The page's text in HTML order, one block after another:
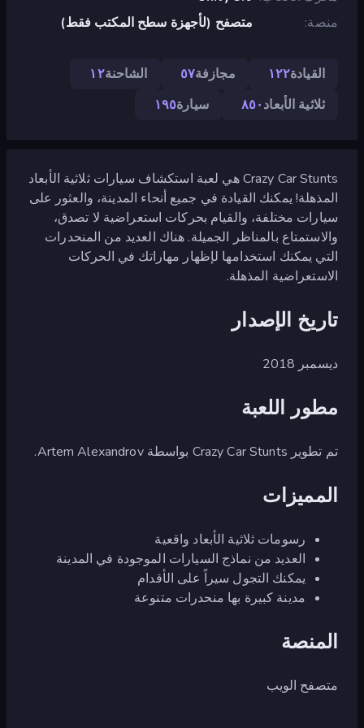
منصة
متصفح (لأجهزة سطح المكتب فقط)
القيادة١٢٢ مجازفة٥٧ الشاحنة١٢
ثلاثية الأبعاد٨٥٠ سيارة١٩٥
Crazy Car Stunts هي لعبة استكشاف سيارات ثلاثية الأبعاد
المذهلة! يمكنك القيادة في جميع أنحاء المدينة، والعثور على
سيارات مختلفة، والقيام بحركات استعراضية لا تصدق،
والاستمتاع بالمناظر الجميلة. هناك العديد من المنحدرات
التي يمكنك استخدامها لإظهار مهاراتك في الحركات
الاستعراضية المذهلة.
تاريخ الإصدار
ديسمبر 2018
مطور اللعبة
تم تطوير Crazy Car Stunts بواسطة Artem Alexandrov.
المميزات
رسومات ثلاثية الأبعاد واقعية
العديد من نماذج السيارات الموجودة في المدينة
يمكنك التجول سيراً على الأقدام
مدينة كبيرة بها منحدرات متنوعة
المنصة
متصفح الويب